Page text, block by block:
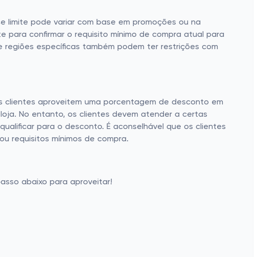
limite pode variar com base em promoções ou na
para confirmar o requisito mínimo de compra atual para
específicas também podem ter restrições com
clientes aproveitem uma porcentagem de desconto em
No entanto, os clientes devem atender a certas
para o desconto. É aconselhável que os clientes
requisitos mínimos de compra.
abaixo para aproveitar!